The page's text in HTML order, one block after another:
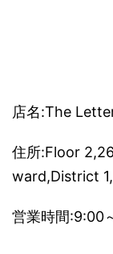
店名:The
住所:Floor
ward,District
営業時間:9:00